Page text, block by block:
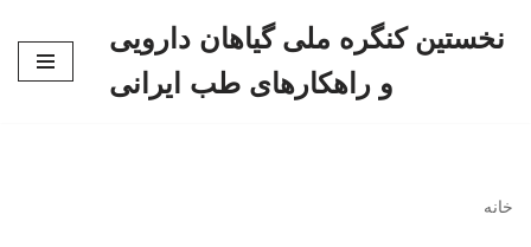
نخستین کنگره ملی گیاهان دارویی
و راهکارهای طب ایرانی
خانه